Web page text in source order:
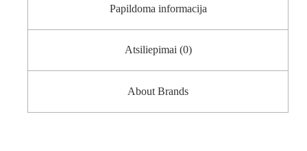
Papildoma informacija
Atsiliepimai (0)
About Brands